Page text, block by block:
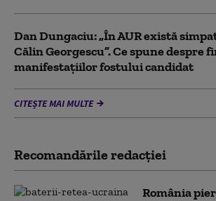
Dan Dungaciu: „În AUR există
Călin Georgescu”. Ce spune despre
manifestațiilor fostului candidat
CITEȘTE MAI MULTE
Recomandările redacţiei
România